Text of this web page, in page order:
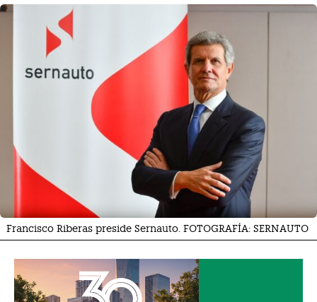
Francisco Riberas preside Sernauto. FOTOGRAFÍA: SERNAUTO